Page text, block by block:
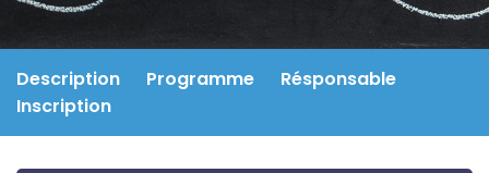
Description Programme
Résponsable
Inscription